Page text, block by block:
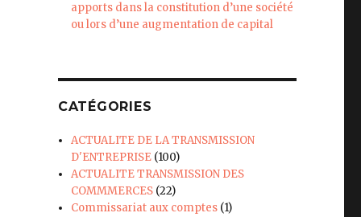
apports dans la constitution d’une société
ou lors d’une augmentation de capital
CATÉGORIES
ACTUALITE DE LA TRANSMISSION
D'ENTREPRISE (100)
ACTUALITE TRANSMISSION DES
COMMMERCES (22)
Commissariat aux comptes (1)